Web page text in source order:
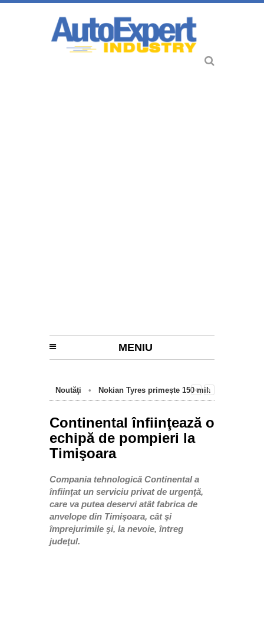
MENIU
Noutăţi •
Nokian Tyres primește 150 mil.
cu emisii zero de la Oradea
Continental înfiinţează o
echipă de pompieri la
Timişoara
Compania tehnologică Continental a
înfiinţat un serviciu privat de urgenţă,
care va putea deservi atât fabrica de
anvelope din Timişoara, cât şi
împrejurimile şi, la nevoie, întreg
judeţul.